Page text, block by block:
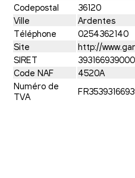
Codepostal
36120
Ville
Ardentes
Téléphone
0254362140
Site
http://
SIRET
Code NAF
4520A
Numéro de
TVA